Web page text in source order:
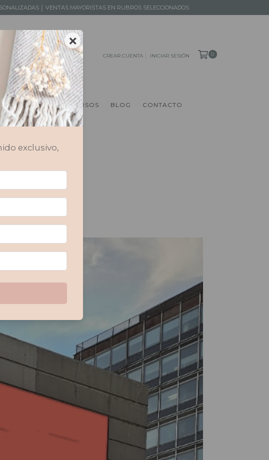
│ VENTAS MAYORISTAS EN RUBROS SELECCIONADOS
CREAR CUENTA INICIAR SESIÓN 0
MAYORISTAS RECURSOS BLOG CONTACTO
×
exclusivo,